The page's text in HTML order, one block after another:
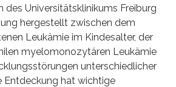
des Universitätsklinikums Freiburg
hergestellt zwischen dem
Leukämie im Kindesalter, der
myelomonozytären Leukämie
unterschiedlicher
Entdeckung hat wichtige